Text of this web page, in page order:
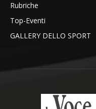
Rubriche
Top-Eventi
GALLERY DELLO SPORT